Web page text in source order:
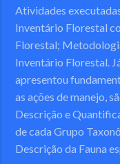
Atividades
Inventário Florestal
Florestal;
Inventário Florestal.
apresentou
as ações de manejo,
Descrição e
de cada Grupo
Descrição da Fauna